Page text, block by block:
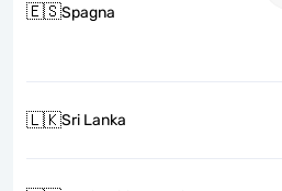
🇪🇸Spagna
🇱🇰Sri Lanka